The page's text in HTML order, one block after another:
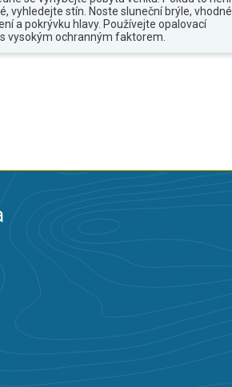
vyhledejte stín. Noste sluneční brýle, vhodné
a pokrývku hlavy. Používejte opalovací
vysokým ochranným faktorem.